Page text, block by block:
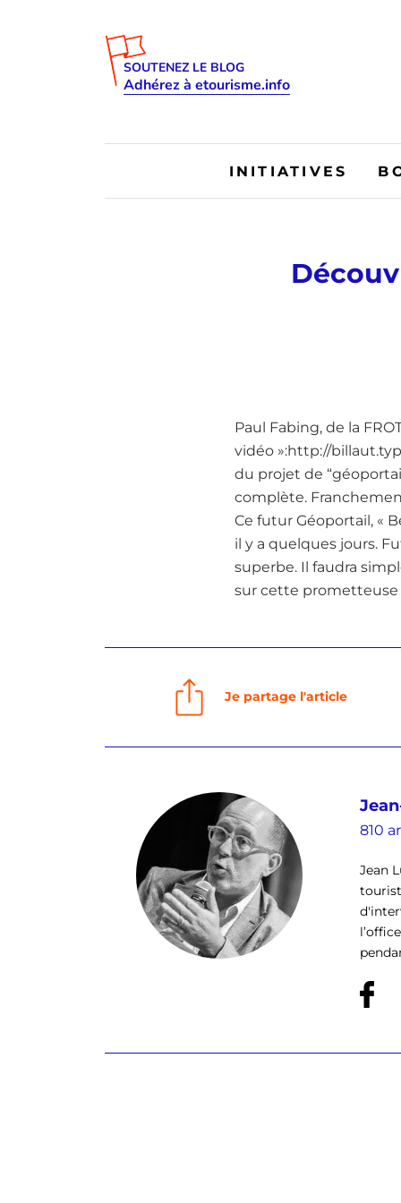
SOUTENEZ LE BLOG
Adhérez à etourisme.info
INITIATIVES
Paul Fabing, de la
vidéo »:http://
du projet de
complète.
Ce futur Géoportail, «
il y a quelques jours.
superbe. Il faudra
sur cette prometteuse
Je partage l'article
810
Jean